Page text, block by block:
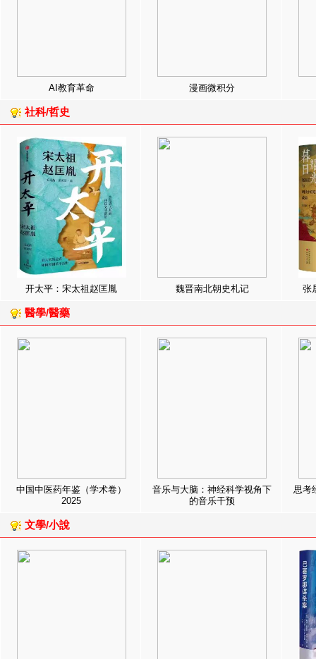
AI教育革命 漫画微积分
社科/哲史
开太平：宋太祖赵匡胤 魏晋南北朝史札记 张
醫學/醫藥
中国中医药年鉴（学术卷）
2025
音乐与大脑：神经科学视角下
的音乐干预
思考
文學/小說